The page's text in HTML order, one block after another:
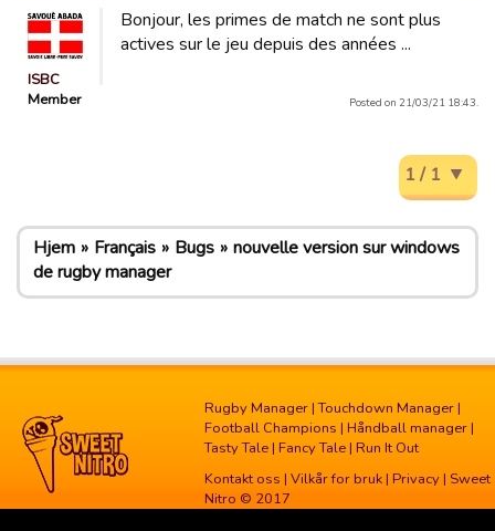
ISBC
Member
Bonjour, les primes de match ne sont plus
actives sur le jeu depuis des années ...
Posted on 21/03/21 18:43.
1 / 1
Hjem Français Bugs
nouvelle version sur windows
de rugby manager
Rugby Manager |Touchdown Manager |
Football Champions | Håndball manager |
Tasty Tale | Fancy Tale | Run It Out
Kontakt oss | Vilkår for bruk | Privacy | Sweet
Nitro © 2017